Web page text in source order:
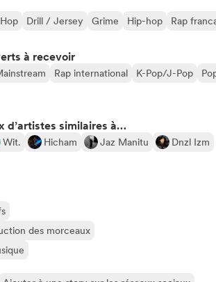
Drill / Jersey Grime Hip-hop
Rap
à recevoir
Rap international K-Pop/J-Pop
d’artistes similaires à…
Wit. Hicham Jaz Manitu
Dnzl Izm
des morceaux